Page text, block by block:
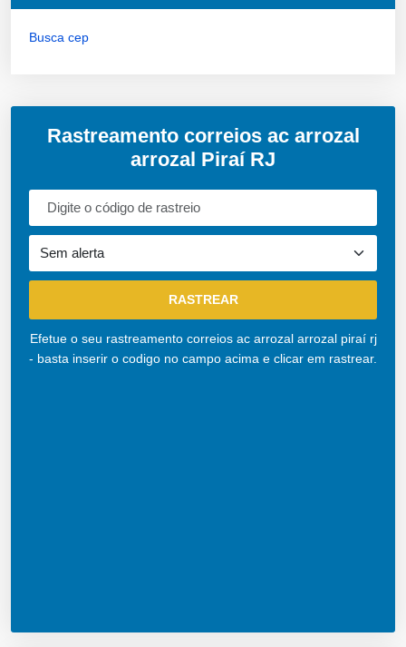
Busca cep
Rastreamento correios ac arrozal
arrozal Piraí RJ
Efetue o seu rastreamento correios ac arrozal arrozal piraí rj
- basta inserir o codigo no campo acima e clicar em rastrear.